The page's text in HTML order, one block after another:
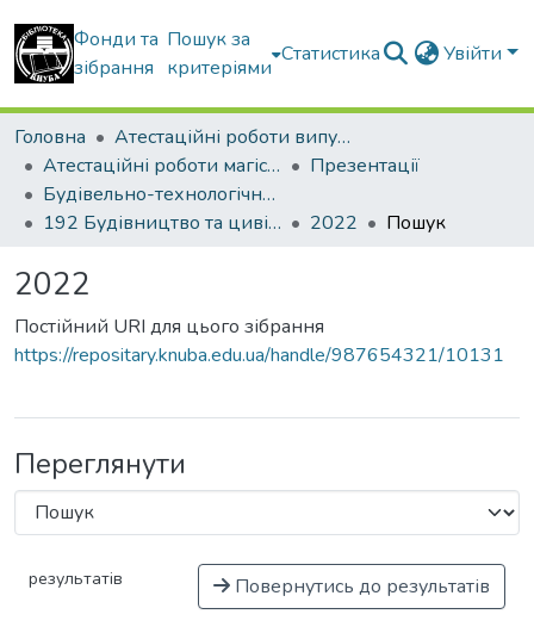
Фонди та
зібрання
Пошук за
критеріями
Статистика Увійти
Головна
Атестаційні роботи випускників
Атестаційні роботи магістрів
Презентації
Будівельно-технологічний факультет
192 Будівництво та цивільна інженерія. Технології будівельних конструкцій, виробів і матеріалів
2022 Пошук
2022
Постійний URI для цього зібрання
https://repositary.knuba.edu.ua/handle/987654321/10131
Переглянути
результатів Повернутись до результатів